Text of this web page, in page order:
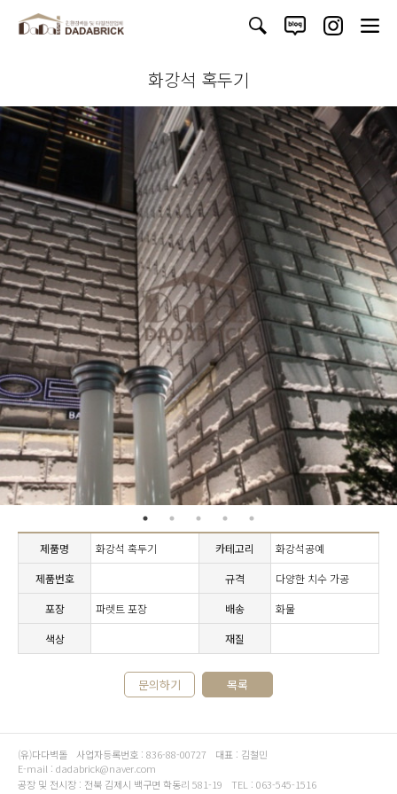
화강석 혹두기
제품명 화강석 혹두기 카테고리
화강석공예
제품번호
규격
다양한 치수 가공
포장
파렛트 포장 배송
화물
색상
재질
문의하기 목록
(유)다다벽돌 사업자등록번호 : 836-88-00727
대표 : 김철민
E-mail : dadabrick@naver.com
공장 및 전시장 : 전북 김제시 백구면 학동리 581-19
TEL : 063-545-1516